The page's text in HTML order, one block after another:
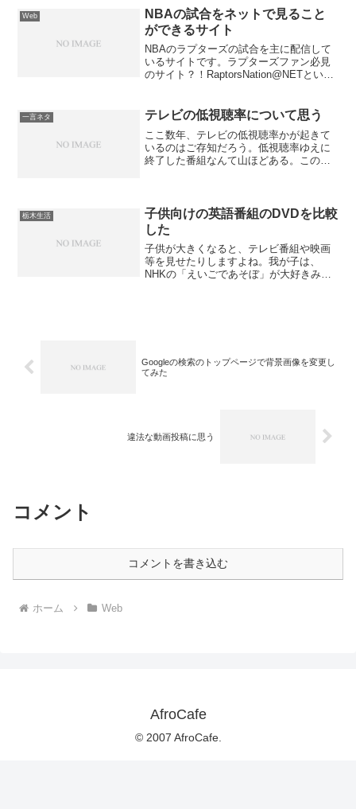
葉は、主に中国系の言語が多いですよ
ね。英語の実況を...
Web
NBAの試合をネットで見ること
ができるサイト
NBAのラプターズの試合を主に配信して
いるサイトです。ラプターズファン必見
のサイト？！RaptorsNation@NETという
Gamesをクリックすると、今日の試合予
一言ネタ テレビの低視聴率について思う
ここ数年、テレビの低視聴率かが起きて
いるのはご存知だろう。低視聴率ゆえに
終了した番組なんて山ほどある。この中
家に一台というテレビが...
栃木生活
子供向けの英語番組のDVDを比較
した
子供が大きくなると、テレビ番組や映画
等を見せたりしますよね。我が子は、
NHKの「えいごであそぼ」が大好きみた
Googleの検索のトップページで背景画像を変更し
てみた
違法な動画投稿に思う
コメント
コメントを書き込む
ホーム Web
AfroCafe
© 2007 AfroCafe.